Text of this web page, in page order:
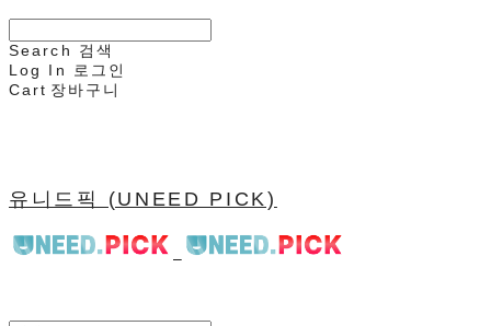
Search
검색
Log In
로그인
Cart 장바구니
유니드픽 (UNEED PICK)